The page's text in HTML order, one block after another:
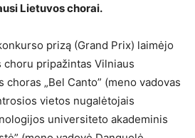
Lietuvos chorai.
prizą (Grand Prix) laimėjo
pripažintas Vilniaus
„Bel Canto” (meno vadovas
vietos nugalėtojais
universiteto akademinis